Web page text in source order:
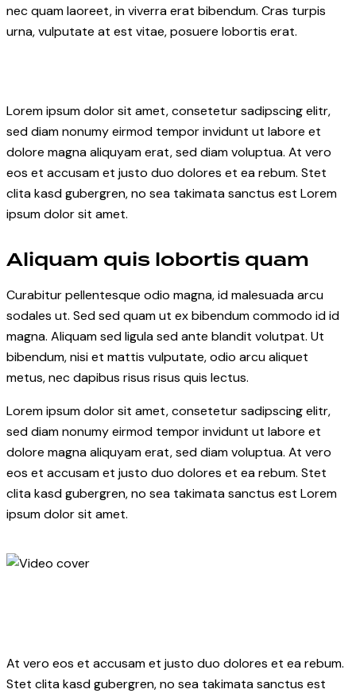
nec quam laoreet, in viverra erat bibendum. Cras turpis
urna, vulputate at est vitae, posuere lobortis erat.
Lorem ipsum dolor sit amet, consetetur sadipscing elitr,
sed diam nonumy eirmod tempor invidunt ut labore et
dolore magna aliquyam erat, sed diam voluptua. At vero
eos et accusam et justo duo dolores et ea rebum. Stet
clita kasd gubergren, no sea takimata sanctus est Lorem
ipsum dolor sit amet.
Aliquam quis lobortis quam
Curabitur pellentesque odio magna, id malesuada arcu
sodales ut. Sed sed quam ut ex bibendum commodo id id
magna. Aliquam sed ligula sed ante blandit volutpat. Ut
bibendum, nisi et mattis vulputate, odio arcu aliquet
metus, nec dapibus risus risus quis lectus.
Lorem ipsum dolor sit amet, consetetur sadipscing elitr,
sed diam nonumy eirmod tempor invidunt ut labore et
dolore magna aliquyam erat, sed diam voluptua. At vero
eos et accusam et justo duo dolores et ea rebum. Stet
clita kasd gubergren, no sea takimata sanctus est Lorem
ipsum dolor sit amet.
At vero eos et accusam et justo duo dolores et ea rebum.
Stet clita kasd gubergren, no sea takimata sanctus est